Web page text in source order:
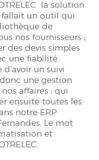
la solution
fallait un outil qui
de
nos fournisseurs ;
des devis simples
une fiabilité
un suivi
une gestion
affaires ; qui
ensuite toutes les
notre ERP
Le mot
et